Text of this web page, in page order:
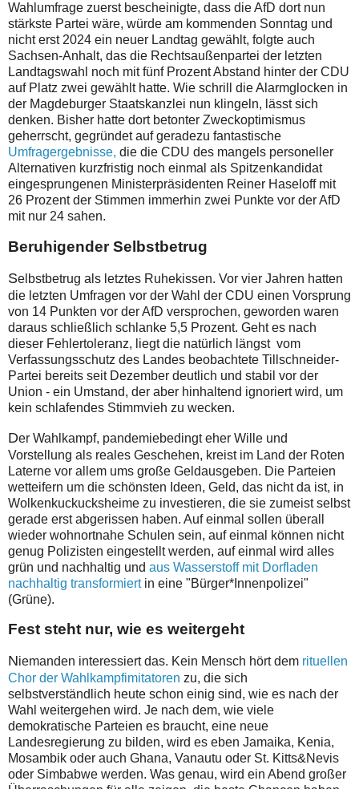
Wahlumfrage zuerst bescheinigte, dass die AfD dort nun
stärkste Partei wäre, würde am kommenden Sonntag und
nicht erst 2024 ein neuer Landtag gewählt, folgte auch
Sachsen-Anhalt, das die Rechtsaußenpartei der letzten
Landtagswahl noch mit fünf Prozent Abstand hinter der CDU
auf Platz zwei gewählt hatte. Wie schrill die Alarmglocken in
der Magdeburger Staatskanzlei nun klingeln, lässt sich
denken. Bisher hatte dort betonter Zweckoptimismus
geherrscht, gegründet auf geradezu fantastische
Umfragergebnisse, die die CDU des mangels personeller
Alternativen kurzfristig noch einmal als Spitzenkandidat
eingesprungenen Ministerpräsidenten Reiner Haseloff mit
26 Prozent der Stimmen immerhin zwei Punkte vor der AfD
mit nur 24 sahen.
Beruhigender Selbstbetrug
Selbstbetrug als letztes Ruhekissen. Vor vier Jahren hatten
die letzten Umfragen vor der Wahl der CDU einen Vorsprung
von 14 Punkten vor der AfD versprochen, geworden waren
daraus schließlich schlanke 5,5 Prozent. Geht es nach
dieser Fehlertoleranz, liegt die natürlich längst vom
Verfassungsschutz des Landes beobachtete Tillschneider-
Partei bereits seit Dezember deutlich und stabil vor der
Union - ein Umstand, der aber hinhaltend ignoriert wird, um
kein schlafendes Stimmvieh zu wecken.
Der Wahlkampf, pandemiebedingt eher Wille und
Vorstellung als reales Geschehen, kreist im Land der Roten
Laterne vor allem ums große Geldausgeben. Die Parteien
wetteifern um die schönsten Ideen, Geld, das nicht da ist, in
Wolkenkuckucksheime zu investieren, die sie zumeist selbst
gerade erst abgerissen haben. Auf einmal sollen überall
wieder wohnortnahe Schulen sein, auf einmal können nicht
genug Polizisten eingestellt werden, auf einmal wird alles
grün und nachhaltig und aus Wasserstoff mit Dorfladen
nachhaltig transformiert in eine "Bürger*Innenpolizei"
(Grüne).
Fest steht nur, wie es weitergeht
Niemanden interessiert das. Kein Mensch hört dem rituellen
Chor der Wahlkampfimitatoren zu, die sich
selbstverständlich heute schon einig sind, wie es nach der
Wahl weitergehen wird. Je nach dem, wie viele
demokratische Parteien es braucht, eine neue
Landesregierung zu bilden, wird es eben Jamaika, Kenia,
Mosambik oder auch Ghana, Vanautu oder St. Kitts&Nevis
oder Simbabwe werden. Was genau, wird ein Abend großer